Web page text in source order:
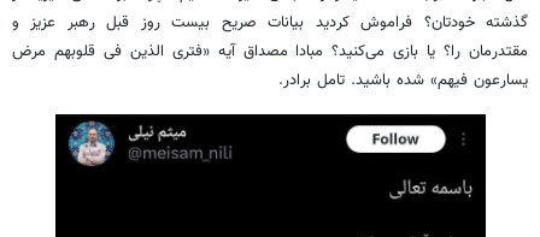
گذشته خودتان؟ فراموش کردید بیانات صریح بیست روز قبل رهبر عزیز و
مقتدرمان را؟ یا بازی می‌کنید؟ مبادا مصداق آیه «فتری الذین فی قلوبهم مرض
یسارعون فیهم» شده باشید. تامل برادر.